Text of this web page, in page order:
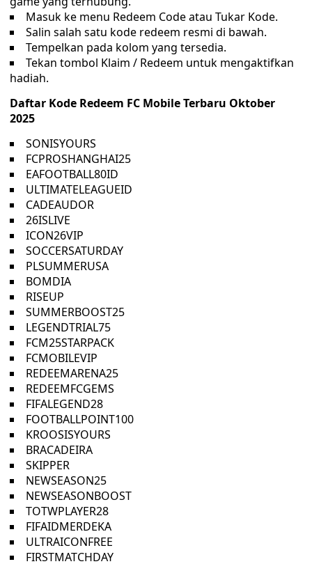
Masuk ke menu Redeem Code atau Tukar Kode.
Salin salah satu kode redeem resmi di bawah.
Tempelkan pada kolom yang tersedia.
Tekan tombol Klaim / Redeem untuk mengaktifkan
hadiah.
Daftar Kode Redeem FC Mobile Terbaru Oktober
2025
SONISYOURS
FCPROSHANGHAI25
EAFOOTBALL80ID
ULTIMATELEAGUEID
CADEAUDOR
26ISLIVE
ICON26VIP
SOCCERSATURDAY
PLSUMMERUSA
BOMDIA
RISEUP
SUMMERBOOST25
LEGENDTRIAL75
FCM25STARPACK
FCMOBILEVIP
REDEEMARENA25
REDEEMFCGEMS
FIFALEGEND28
FOOTBALLPOINT100
KROOSISYOURS
BRACADEIRA
SKIPPER
NEWSEASON25
NEWSEASONBOOST
TOTWPLAYER28
FIFAIDMERDEKA
ULTRAICONFREE
FIRSTMATCHDAY